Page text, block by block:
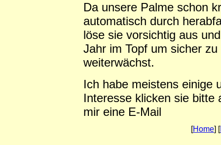
Da unsere Palme schon
automatisch durch
löse sie vorsichtig aus
Jahr im Topf um sicher
weiterwächst.
Ich habe meistens einige
Interesse klicken sie bitte
mir eine E-
[Home] [